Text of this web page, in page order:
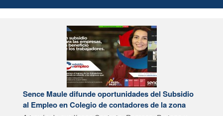
Sence Maule difunde oportunidades del Subsidio
al Empleo en Colegio de contadores de la zona